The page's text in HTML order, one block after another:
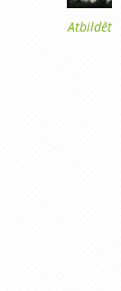
Atbildēt